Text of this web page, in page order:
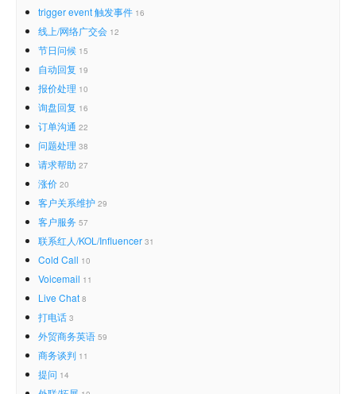
trigger event 触发事件 16
线上/网络广交会 12
节日问候 15
自动回复 19
报价处理 10
询盘回复 16
订单沟通 22
问题处理 38
请求帮助 27
涨价 20
客户关系维护 29
客户服务 57
联系红人/KOL/Influencer 31
Cold Call 10
Voicemail 11
Live Chat 8
打电话 3
外贸商务英语 59
商务谈判 11
提问 14